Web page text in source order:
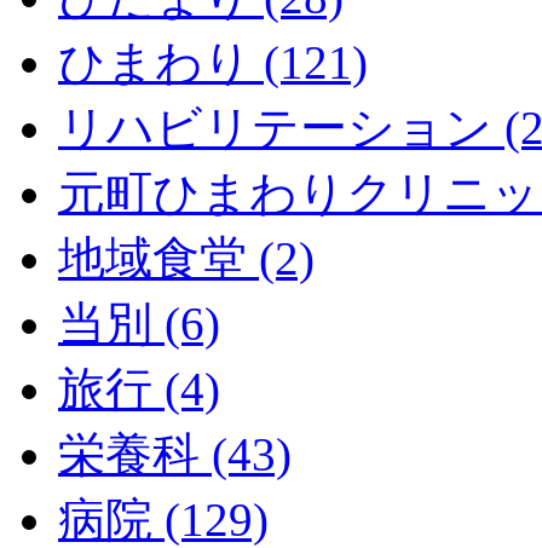
ひまわり (121)
リハビリテーション
元町ひまわりクリニ
地域食堂 (2)
当別 (6)
旅行 (4)
栄養科 (43)
病院 (129)